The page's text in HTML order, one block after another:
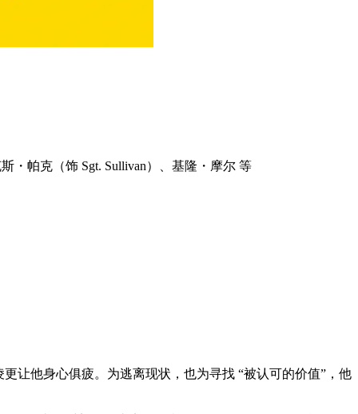
・帕克（饰 Sgt. Sullivan）、基隆・摩尔 等
让他身心俱疲。为逃离现状，也为寻找 “被认可的价值”，他